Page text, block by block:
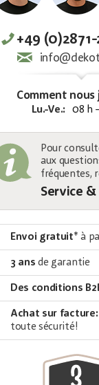
+49
Comment nous
Lu.-Ve.: 08 h
Pour
aux
fréquentes,
Service &
Envoi gratuit* à
3 ans de garantie
Des conditions
Achat sur facture:
toute sécurité!